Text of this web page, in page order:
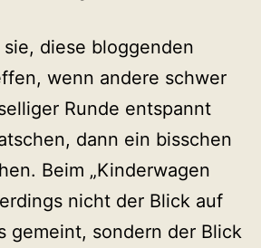
diese bloggenden
wenn andere schwer
Runde entspannt
dann ein bisschen
Beim „Kinderwagen
nicht der Blick auf
gemeint, sondern der Blick